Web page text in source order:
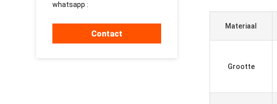
whatsapp :
Contact
Materiaal
Grootte